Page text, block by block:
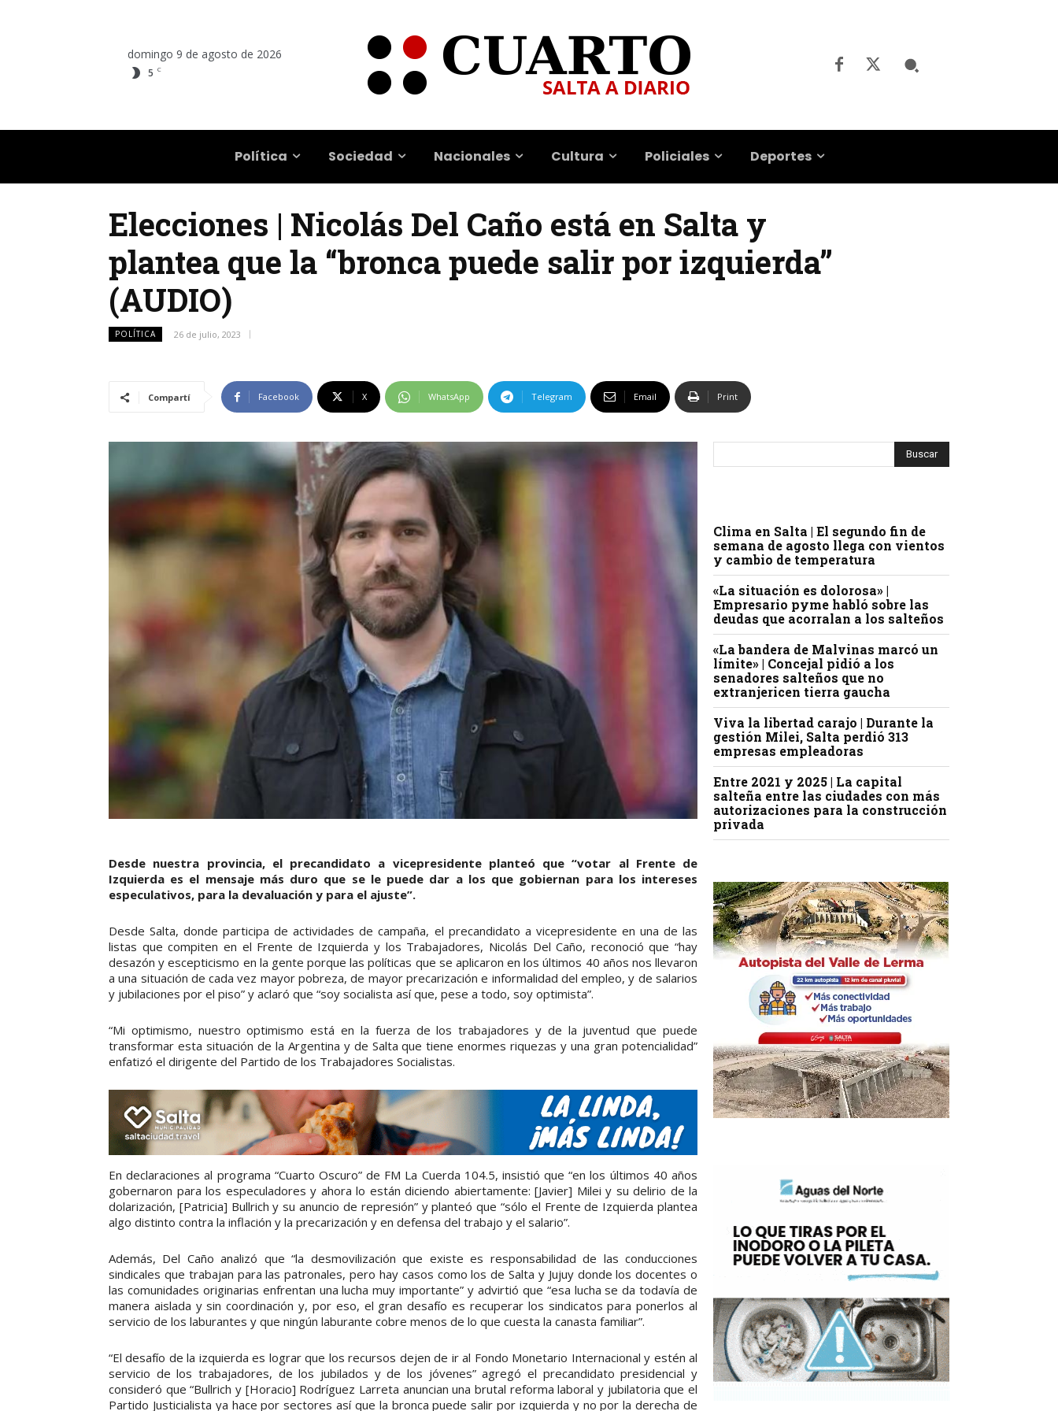
domingo 9 de agosto de 2026
5 C
Política Sociedad Nacionales Cultura Policiales Deportes
Elecciones | Nicolás Del Caño está en Salta y
plantea que la “bronca puede salir por izquierda”
(AUDIO)
POLÍTICA 26 de julio, 2023
Compartí Facebook X WhatsApp Telegram Email Print
Desde nuestra provincia, el precandidato a vicepresidente planteó que “votar al Frente de
Izquierda es el mensaje más duro que se le puede dar a los que gobiernan para los intereses
especulativos, para la devaluación y para el ajuste”.
Desde Salta, donde participa de actividades de campaña, el precandidato a vicepresidente en una de las
listas que compiten en el Frente de Izquierda y los Trabajadores, Nicolás Del Caño, reconoció que “hay
desazón y escepticismo en la gente porque las políticas que se aplicaron en los últimos 40 años nos llevaron
a una situación de cada vez mayor pobreza, de mayor precarización e informalidad del empleo, y de salarios
y jubilaciones por el piso” y aclaró que “soy socialista así que, pese a todo, soy optimista”.
“Mi optimismo, nuestro optimismo está en la fuerza de los trabajadores y de la juventud que puede
transformar esta situación de la Argentina y de Salta que tiene enormes riquezas y una gran potencialidad”
enfatizó el dirigente del Partido de los Trabajadores Socialistas.
En declaraciones al programa “Cuarto Oscuro” de FM La Cuerda 104.5, insistió que “en los últimos 40 años
gobernaron para los especuladores y ahora lo están diciendo abiertamente: [Javier] Milei y su delirio de la
dolarización, [Patricia] Bullrich y su anuncio de represión” y planteó que “sólo el Frente de Izquierda plantea
algo distinto contra la inflación y la precarización y en defensa del trabajo y el salario”.
Además, Del Caño analizó que “la desmovilización que existe es responsabilidad de las conducciones
sindicales que trabajan para las patronales, pero hay casos como los de Salta y Jujuy donde los docentes o
las comunidades originarias enfrentan una lucha muy importante” y advirtió que “esa lucha se da todavía de
manera aislada y sin coordinación y, por eso, el gran desafío es recuperar los sindicatos para ponerlos al
servicio de los laburantes y que ningún laburante cobre menos de lo que cuesta la canasta familiar”.
“El desafío de la izquierda es lograr que los recursos dejen de ir al Fondo Monetario Internacional y estén al
servicio de los trabajadores, de los jubilados y de los jóvenes” agregó el precandidato presidencial y
consideró que “Bullrich y [Horacio] Rodríguez Larreta anuncian una brutal reforma laboral y jubilatoria que el
Partido Justicialista ya hace por sectores así que la bronca puede salir por izquierda y no por la derecha de
Clima en Salta | El segundo fin de
semana de agosto llega con vientos
y cambio de temperatura
«La situación es dolorosa» |
Empresario pyme habló sobre las
deudas que acorralan a los salteños
«La bandera de Malvinas marcó un
límite» | Concejal pidió a los
senadores salteños que no
extranjericen tierra gaucha
Viva la libertad carajo | Durante la
gestión Milei, Salta perdió 313
empresas empleadoras
Entre 2021 y 2025 | La capital
salteña entre las ciudades con más
autorizaciones para la construcción
privada